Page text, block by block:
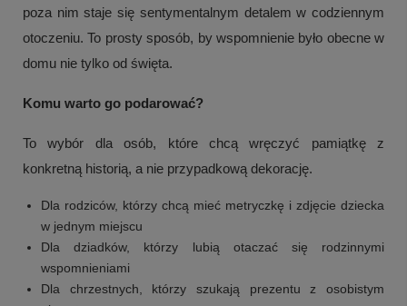
poza nim staje się sentymentalnym detalem w codziennym
otoczeniu. To prosty sposób, by wspomnienie było obecne w
domu nie tylko od święta.
Komu warto go podarować?
To wybór dla osób, które chcą wręczyć pamiątkę z
konkretną historią, a nie przypadkową dekorację.
Dla rodziców, którzy chcą mieć metryczkę i zdjęcie dziecka
w jednym miejscu
Dla dziadków, którzy lubią otaczać się rodzinnymi
wspomnieniami
Dla chrzestnych, którzy szukają prezentu z osobistym